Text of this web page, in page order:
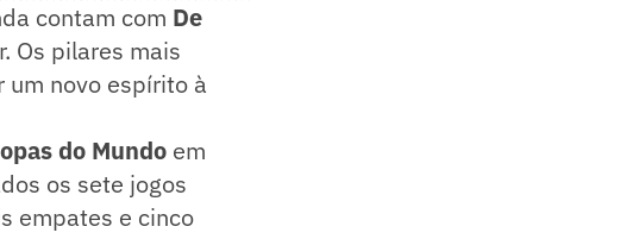
contam com De
Os pilares mais
um novo espírito à
do Mundo em
os sete jogos
empates e cinco